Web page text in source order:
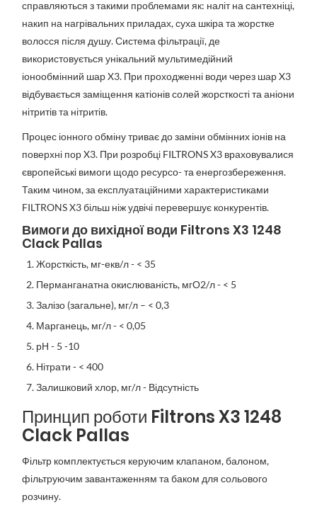
справляються з такими проблемами як: наліт на сантехніці,
накип на нагрівальних приладах, суха шкіра та жорстке
волосся після душу. Система фільтрації, де
використовується унікальний мультимедійний
іонообмінний шар X3. При проходженні води через шар X3
відбувається заміщення катіонів солей жорсткості та аніони
нітритів та нітритів.
Процес іонного обміну триває до заміни обмінних іонів на
поверхні пор X3. При розробці FILTRONS X3 враховувалися
європейські вимоги щодо ресурсо- та енергозбереження.
Таким чином, за експлуатаційними характеристиками
FILTRONS X3 більш ніж удвічі перевершує конкурентів.
Вимоги до вихідної води Filtrons X3 1248
Clack Pallas
Жорсткість, мг-екв/л - < 35
Перманганатна окислюваність, мгО2/л - < 5
Залізо (загальне), мг/л – < 0,3
Марганець, мг/л - < 0,05
рН - 5 -10
Нітрати - < 400
Залишковий хлор, мг/л - Відсутність
Принцип роботи Filtrons X3 1248
Clack Pallas
Фільтр комплектується керуючим клапаном, балоном,
фільтруючим завантаженням та баком для сольового
розчину.